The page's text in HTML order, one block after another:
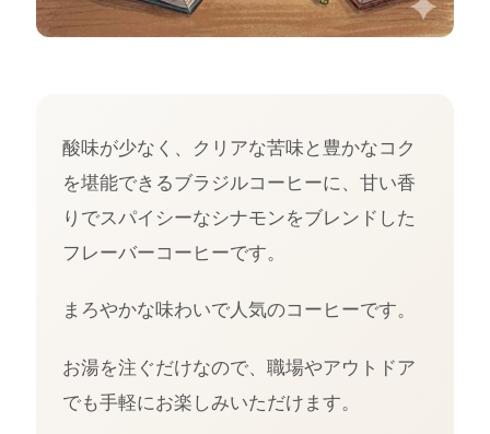
酸味が少なく、クリアな苦味と豊かなコク
を堪能できるブラジルコーヒーに、甘い香
りでスパイシーなシナモンをブレンドした
フレーバーコーヒーです。
まろやかな味わいで人気のコーヒーです。
お湯を注ぐだけなので、職場やアウトドア
でも手軽にお楽しみいただけます。